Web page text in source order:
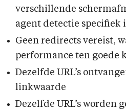
verschillende
agent detectie specifiek
Geen redirects vereist,
performance ten goede
Dezelfde URL’s
linkwaarde
Dezelfde URL’s worden